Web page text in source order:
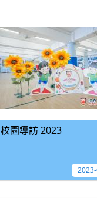
校園導訪 2023